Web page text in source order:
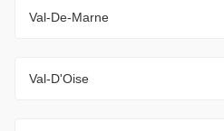
Val-De-Marne
Val-D'Oise